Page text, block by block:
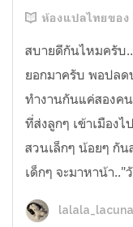
ห้องแปลไทยของ
สบายดีกันไหมครับ
ยอกมาครับ พอปลด
ทำงานกันแค่สองค
ที่ส่งลูกๆ เข้าเมือง
สวนเล็กๆ น้อยๆ กั
เด็กๆ จะมาหาน้า
lalala_lacuna